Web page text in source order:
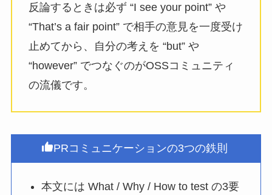
反論するときは必ず “I see your point” や
“That’s a fair point” で相手の意見を一度受け
止めてから、自分の考えを “but” や
“however” でつなぐのがOSSコミュニティ
の流儀です。
PRコミュニケーションの3つの鉄則
本文には What / Why / How to test の3要